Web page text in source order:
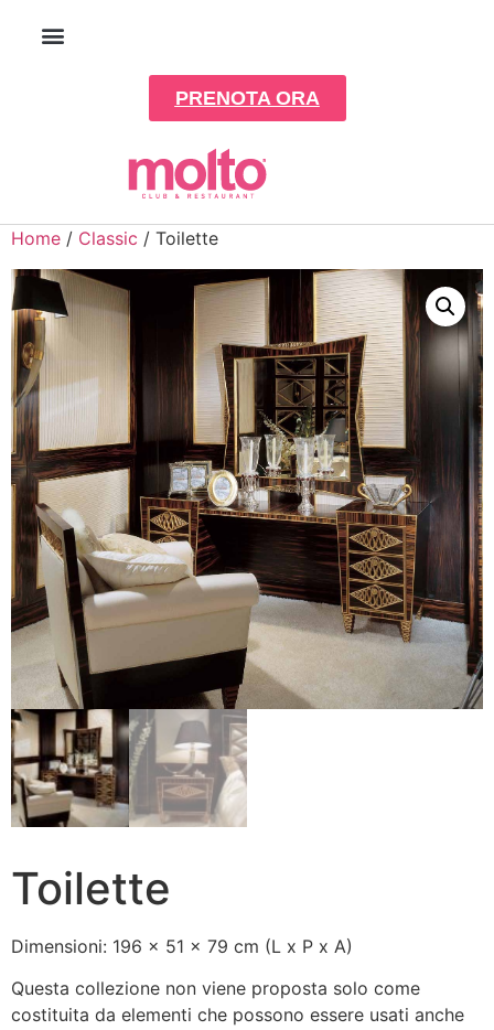
PRENOTA ORA
Home / Classic / Toilette
Toilette
Dimensioni: 196 x 51 x 79 cm (L x P x A)
Questa collezione non viene proposta solo come
costituita da elementi che possono essere usati anche